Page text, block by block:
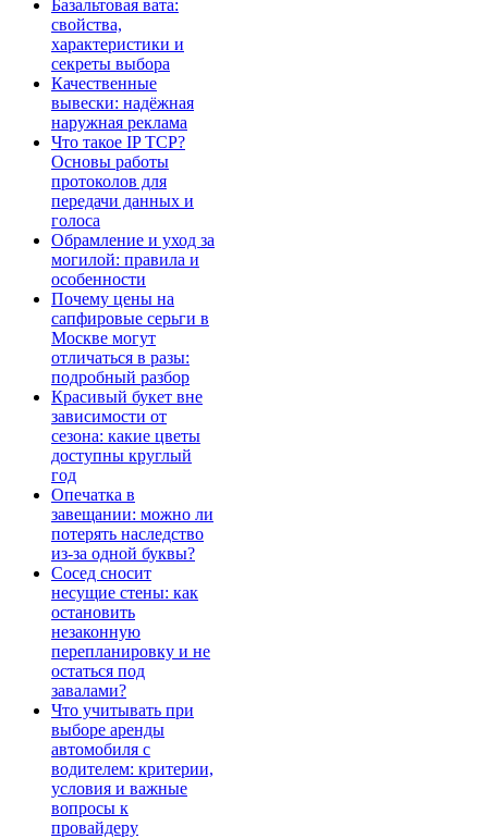
Базальтовая вата:
свойства,
характеристики и
секреты выбора
Качественные
вывески: надёжная
наружная реклама
Что такое IP TCP?
Основы работы
протоколов для
передачи данных и
голоса
Обрамление и уход за
могилой: правила и
особенности
Почему цены на
сапфировые серьги в
Москве могут
отличаться в разы:
подробный разбор
Красивый букет вне
зависимости от
сезона: какие цветы
доступны круглый
год
Опечатка в
завещании: можно ли
потерять наследство
из-за одной буквы?
Сосед сносит
несущие стены: как
остановить
незаконную
перепланировку и не
остаться под
завалами?
Что учитывать при
выборе аренды
автомобиля с
водителем: критерии,
условия и важные
вопросы к
провайдеру